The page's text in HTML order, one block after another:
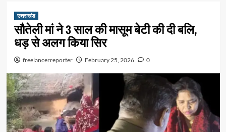
उत्तराखंड
सौतेली मां ने 3 साल की मासूम बेटी की दी बलि,
धड़ से अलग किया सिर
freelancerreporter February 25, 2026 0